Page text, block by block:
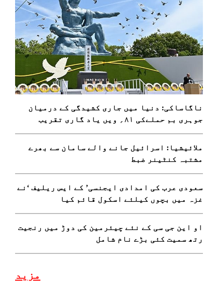
ناگاساکی: دنیا میں جاری کشیدگی کے درمیان
جوہری بم حملےکی ۸۱؍ ویں یاد گاری تقریب
ملائیشیا: اسرائیل جانے والے سامان سے بھرے
مشتبہ کنٹینر ضبط
سعودی عرب کی امدادی ایجنسی’ کے ایس ریلیف ‘نے
غزہ میں بچوں کیلئے اسکول قائم کیا
او این جی سی کے نئے چیئرمین کی دوڑ میں رنجیت
رتھ سمیت کئی بڑے نام شامل
مزید